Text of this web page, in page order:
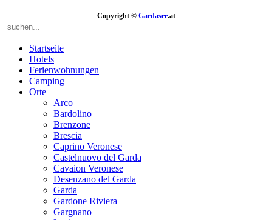
Copyright © Gardasee.at
Startseite
Hotels
Ferienwohnungen
Camping
Orte
Arco
Bardolino
Brenzone
Brescia
Caprino Veronese
Castelnuovo del Garda
Cavaion Veronese
Desenzano del Garda
Garda
Gardone Riviera
Gargnano